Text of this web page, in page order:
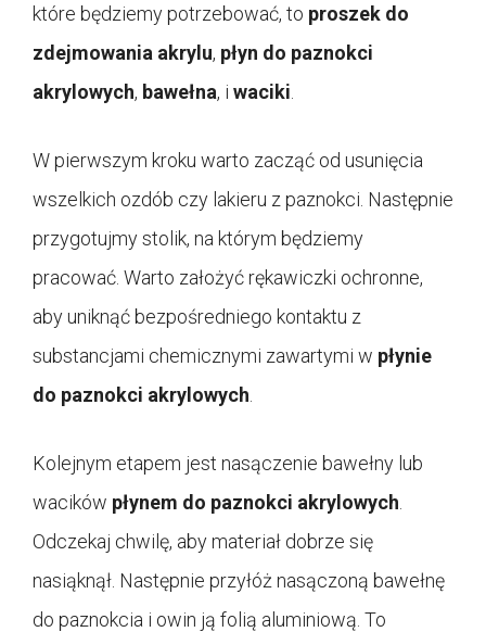
które będziemy potrzebować, to proszek do
zdejmowania akrylu, płyn do paznokci
akrylowych, bawełna, i waciki
W pierwszym kroku warto zacząć od usunięcia
wszelkich ozdób czy lakieru z paznokci. Następnie
przygotujmy stolik, na którym będziemy
pracować. Warto założyć rękawiczki ochronne,
aby uniknąć bezpośredniego kontaktu z
substancjami chemicznymi zawartymi w płynie
do paznokci akrylowych
Kolejnym etapem jest nasączenie bawełny lub
wacików płynem do paznokci akrylowych
Odczekaj chwilę, aby materiał dobrze się
nasiąknął. Następnie przyłóż nasączoną bawełnę
do paznokcia i owin ją folią aluminiową. To